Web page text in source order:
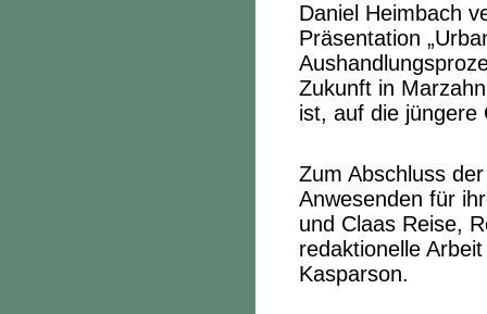
Daniel Heimbach
Präsentation
Zukunft in
ist, auf die jüngere
Zum Abschluss
Anwesenden für
und Claas Reise,
redaktionelle
Kasparson.